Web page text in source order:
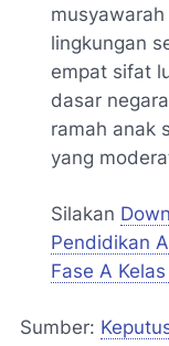
lingkungan
empat sifat
dasar
ramah anak
yang
Silakan
Pendidikan
Fase A
Sumber: